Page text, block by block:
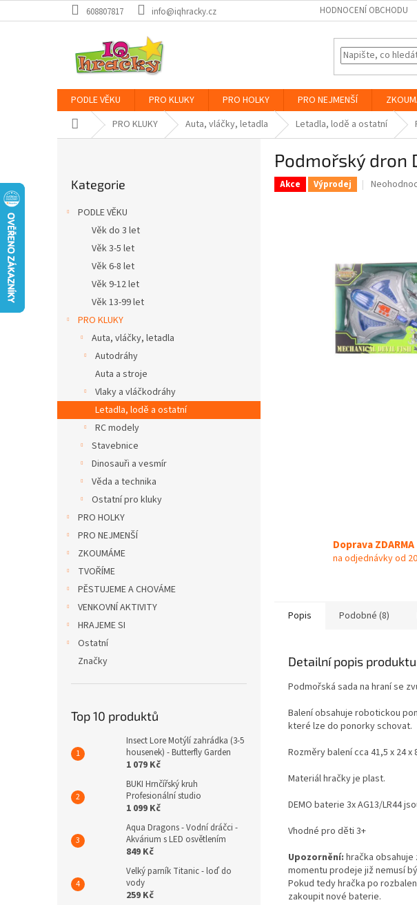
na
608807817 info@iqhracky.cz HODNOCENÍ OBCHODU
PODLE VĚKU PRO KLUKY PRO HOLKY PRO NEJMENŠÍ
Domů PRO KLUKY Auta, vláčky, letadla Letadla, lodě a ostatní
kategorie
Kategorie
PODLE VĚKU
Věk do 3 let
Věk 3-5 let
Věk 6-8 let
Věk 9-12 let
Věk 13-99 let
PRO KLUKY
Auta, vláčky, letadla
Autodráhy
Auta a stroje
Vlaky a vláčkodráhy
Letadla, lodě a ostatní
RC modely
Stavebnice
Dinosauři a vesmír
Věda a technika
Ostatní pro kluky
PRO HOLKY
PRO NEJMENŠÍ
ZKOUMÁME
TVOŘÍME
PĚSTUJEME A CHOVÁME
VENKOVNÍ AKTIVITY
HRAJEME SI
Ostatní
Značky
Top 10 produktů
Insect Lore Motýlí zahrádka (3-5
housenek) - Butterfly Garden
1 079 Kč
BUKI Hrnčířský kruh
Profesionální studio
1 099 Kč
Aqua Dragons - Vodní dráčci -
Akvárium s LED osvětlením
849 Kč
Velký parník Titanic - loď do
vody
259 Kč
Podmořský dron
Akce Výprodej
Průměrné
5
hvězdiček.
Doprava ZDARMA
na odjednávky od
Popis Podobné (8)
Detailní popis produktu
Podmořská sada na hraní se
Balení obsahuje robotickou
které lze do ponorky schovat.
Rozměry balení cca 41,5 x 24 x
Materiál hračky je plast.
DEMO baterie 3x AG13/LR44
Vhodné pro děti 3+
Upozornění: hračka
momentu prodeje již nemusí
Pokud tedy hračka po
zakoupit nové baterie.